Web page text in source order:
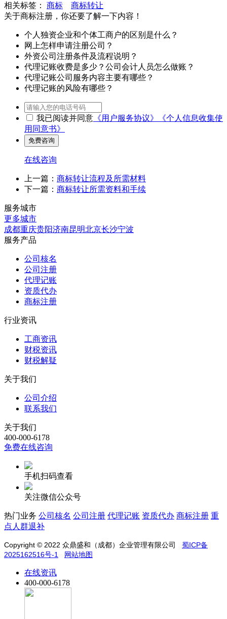
相关标签： 商标
商标转让
关于商标注册，你还要了解一下内容！
个人独资企业和个体工商户的区别是什么？
网上怎样申请注册公司？
外资公司注册条件及流程说明？
代理记账收费是多少？公司会计人员怎么做账？
代理记账公司服务内容主要有哪些？
代理记账的风险有哪些？
我已阅读并同意 《用户服务协议》
《个人信息收集使
用同意书》
在线咨询
上一篇： 商标转让流程及所需材料
下一篇： 商标转让所需资料和手续
服务城市
更多城市
成都重庆贵阳济南昆明北京长沙宁波
服务产品
公司核名
公司注册
代理记账
资质代办
商标注册
行业资讯
工商资讯
财税资讯
财税解疑
关于我们
公司介绍
联系我们
关于我们
400-000-6178
免费在线咨询
手机扫码查看
关注微信公众号
热门业务 公司核名 公司注册 代理记账 资质代办 商标注册 重
点人群退补
Copyright © 2022 众鼎盛和（成都）企业管理有限公司 蜀ICP备
2025162516号-1
网站地图
在线资讯
400-000-6178